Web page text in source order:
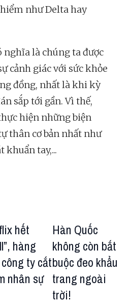
như Delta hay
là chúng ta được
cảnh giác với sức khỏe
đồng, nhất là khi kỳ
sắp tới gần. Vì thế,
hiện những biện
thân cơ bản nhất như
khuẩn tay,...
hết
hàng
ty cắt
nhân sự
Hàn Quốc
không còn bắt
buộc đeo khẩu
trang ngoài
trời!